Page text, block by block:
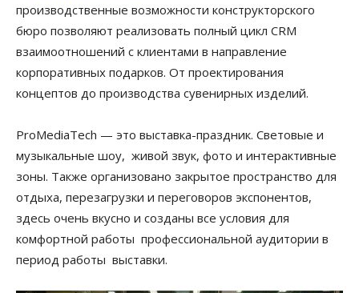
производственные возможности конструкторского
бюро позволяют реализовать полный цикл CRM
взаимоотношений с клиентами в направление
корпоративных подарков. От проектирования
концептов до производства сувенирных изделий.
ProMediaTech — это выставка-праздник. Световые и
музыкальные шоу, живой звук, фото и интерактивные
зоны. Также организовано закрытое пространство для
отдыха, перезагрузки и переговоров экспонентов,
здесь очень вкусно и созданы все условия для
комфортной работы профессиональной аудитории в
период работы выставки.